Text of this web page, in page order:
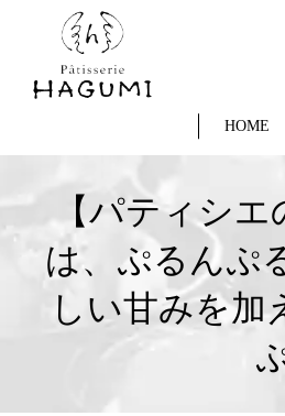
HOME
【パティシ
は、ぷるんぷ
しい甘みを加